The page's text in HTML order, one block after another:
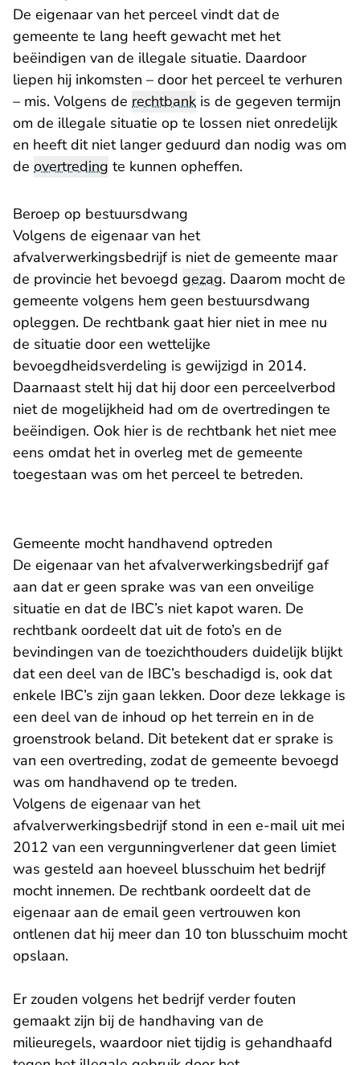
De eigenaar van het perceel vindt dat de
gemeente te lang heeft gewacht met het
beëindigen van de illegale situatie. Daardoor
liepen hij inkomsten – door het perceel te verhuren
– mis. Volgens de rechtbank is de gegeven termijn
om de illegale situatie op te lossen niet onredelijk
en heeft dit niet langer geduurd dan nodig was om
de overtreding te kunnen opheffen.
Beroep op bestuursdwang
Volgens de eigenaar van het
afvalverwerkingsbedrijf is niet de gemeente maar
de provincie het bevoegd gezag. Daarom mocht de
gemeente volgens hem geen bestuursdwang
opleggen. De rechtbank gaat hier niet in mee nu
de situatie door een wettelijke
bevoegdheidsverdeling is gewijzigd in 2014.
Daarnaast stelt hij dat hij door een perceelverbod
niet de mogelijkheid had om de overtredingen te
beëindigen. Ook hier is de rechtbank het niet mee
eens omdat het in overleg met de gemeente
toegestaan was om het perceel te betreden.
Gemeente mocht handhavend optreden
De eigenaar van het afvalverwerkingsbedrijf gaf
aan dat er geen sprake was van een onveilige
situatie en dat de IBC’s niet kapot waren. De
rechtbank oordeelt dat uit de foto’s en de
bevindingen van de toezichthouders duidelijk blijkt
dat een deel van de IBC’s beschadigd is, ook dat
enkele IBC’s zijn gaan lekken. Door deze lekkage is
een deel van de inhoud op het terrein en in de
groenstrook beland. Dit betekent dat er sprake is
van een overtreding, zodat de gemeente bevoegd
was om handhavend op te treden.
Volgens de eigenaar van het
afvalverwerkingsbedrijf stond in een e-mail uit mei
2012 van een vergunningverlener dat geen limiet
was gesteld aan hoeveel blusschuim het bedrijf
mocht innemen. De rechtbank oordeelt dat de
eigenaar aan de email geen vertrouwen kon
ontlenen dat hij meer dan 10 ton blusschuim mocht
opslaan.
Er zouden volgens het bedrijf verder fouten
gemaakt zijn bij de handhaving van de
milieuregels, waardoor niet tijdig is gehandhaafd